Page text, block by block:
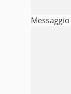
Messaggio